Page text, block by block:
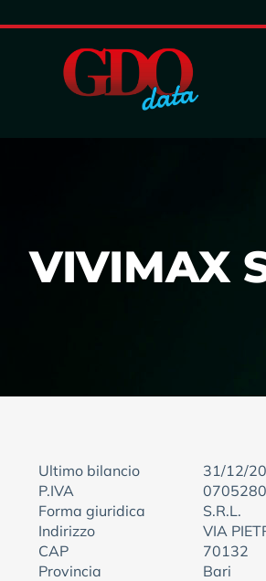
VIVIMAX
Ultimo bilancio
31/12/
P.IVA
Forma giuridica
S.R.L.
Indirizzo
VIA
CAP
70132
Provincia
Bari